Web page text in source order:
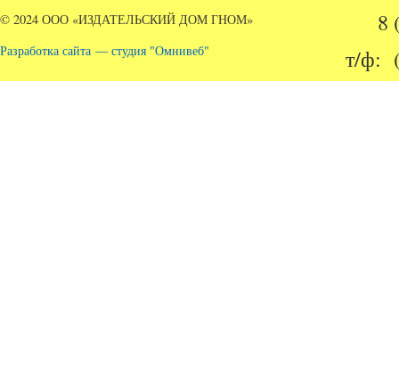
© 2024 ООО «ИЗДАТЕЛЬСКИЙ ДОМ ГНОМ»
Разработка сайта — студия "Омнивеб"
8
т/ф: